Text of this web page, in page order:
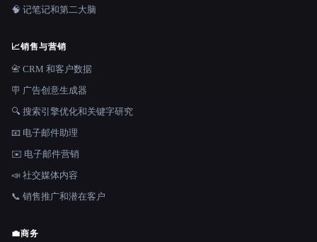
🧠 记笔记和第二大脑
📈销售与营销
📇 CRM 和客户数据
🪧 广告创意生成器
🔍 搜索引擎优化和关键字研究
📧 电子邮件助理
✉️ 电子邮件营销
📣 社交媒体内容
📞 销售推广和潜在客户
💼商务